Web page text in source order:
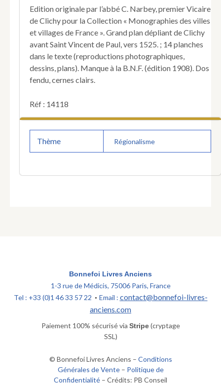
Le
Roule
-
La
Rue
de
Clichy,
depuis
dessins
et
Edition originale par l’abbé C. Narbey, premier Vicaire
de Clichy pour la Collection « Monographies des villes
et villages de France ». Grand plan dépliant de Clichy
avant Saint Vincent de Paul, vers 1525. ; 14 planches
dans le texte (reproductions photographiques,
dessins, plans). Manque à la B.N.F. (édition 1908). Dos
fendu, cernes clairs.
Réf : 14118
Thème Régionalisme
Bonnefoi Livres Anciens
1-3 rue de Médicis, 75006 Paris, France
Tel : +33 (0)1 46 33 57 22 • Email : contact@bonnefoi-livres-
anciens.com
Paiement 100% sécurisé via Stripe(cryptage
SSL)
© Bonnefoi Livres Anciens – Conditions
Générales de Vente– Politique de
Confidentialité – Crédits: PB Conseil